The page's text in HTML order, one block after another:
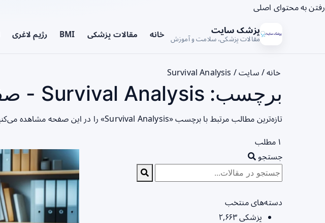
رفتن به محتوای اصلی
پزشک سایت
مقالات پزشکی، سلامت و آموزش خانه مقالات پزشکی BMI رژیم لاغری
خانه/ سایت/
Survival Analysis
برچسب: Survival Analysis - صفحه 1
تازه‌ترین مطالب مرتبط با برچسب «Survival Analysis» را در این صفحه مشاهده می‌کنید.
۱ مطلب
جستجو
دسته‌های منتخب
پزشکی۲,۶۶۳